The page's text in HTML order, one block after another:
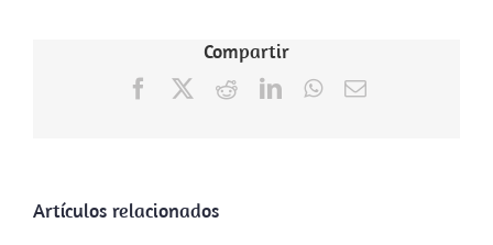
Compartir
FacebookRedditLinkedInWhatsApp
Correo
Artículos relacionados